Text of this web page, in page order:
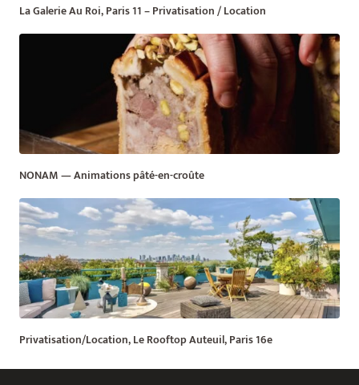
La Galerie Au Roi, Paris 11 – Privatisation / Location
NONAM — Animations pâté-en-croûte
Privatisation/Location, Le Rooftop Auteuil, Paris 16e